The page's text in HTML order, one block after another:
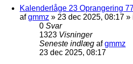
Kalenderlåge 23 Oprangering
afgmmz » 23 dec 2025, 08:17 »
0 Svar
1323 Visninger
Seneste indlæg afgmmz
23 dec 2025, 08:17